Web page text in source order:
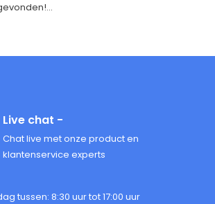
Live chat -
Chat live met onze product en
klantenservice experts
tussen: 8:30 uur tot 17:00 uur